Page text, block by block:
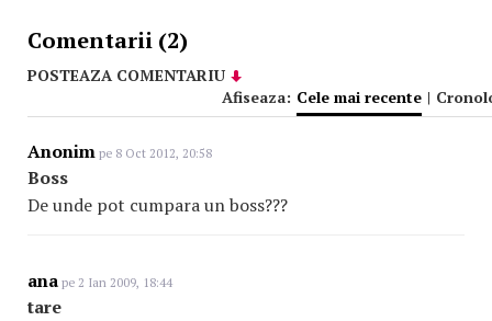
Comentarii (2)
POSTEAZA COMENTARIU
Afiseaza: Cele mai recente |
Anonim pe 8 Oct 2012, 20:58
Boss
De unde pot cumpara un boss???
ana pe 2 Ian 2009, 18:44
tare